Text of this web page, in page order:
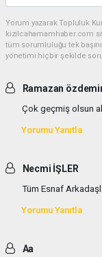
Yorum yazarak Topluluk
kizilcahamamhaber.com
tüm sorumluluğu tek
yönetimi hiçbir şekilde
Ramazan
Çok geçmiş olsun
Yorumu Yanıtla
Necmi İŞLER
Tüm Esnaf
Yorumu Yanıtla
Aa